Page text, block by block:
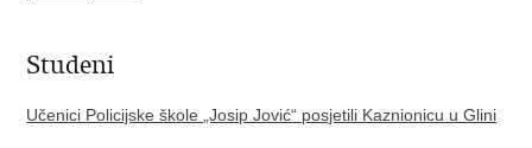
Studeni
Učenici Policijske škole „Josip Jović“ posjetili Kaznionicu u Glini